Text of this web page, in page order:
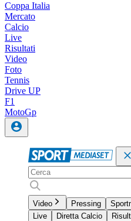
Coppa Italia
Mercato
Calcio
Live
Risultati
Video
Foto
Tennis
Drive UP
F1
MotoGp
Video Pressing
Live
Diretta Calcio